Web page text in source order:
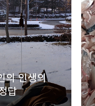
Evernote
의 인생의
답